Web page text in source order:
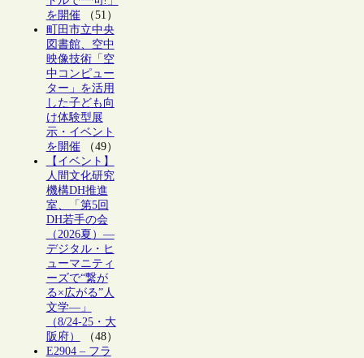
を開催（51）
町田市立中央
図書館、空中
映像技術「空
中コンピュー
ター」を活用
した子ども向
け体験型展
示・イベント
を開催（49）
【イベント】
人間文化研究
機構DH推進
室、「第5回
DH若手の会
（2026夏）―
デジタル・ヒ
ューマニティ
ーズで“繋が
る×広がる”人
文学―」
（8/24-25・大
阪府）
（48）
E2904 – フラ